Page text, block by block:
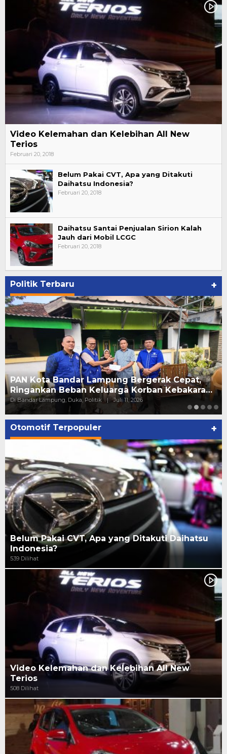
Video Kelemahan dan Kelebihan All New
Terios
Februari 20, 2018
Belum Pakai CVT, Apa yang Ditakuti
Daihatsu Indonesia?
Februari 20, 2018
Daihatsu Santai Penjualan Sirion Kalah
Jauh dari Mobil LCGC
Februari 20, 2018
Politik Terbaru +
PAN Kota Bandar Lampung Bergerak Cepat,
Ringankan Beban Keluarga Korban Kebakara…
Di Bandar Lampung, Duka, Politik | Juli 11, 2026
Otomotif Terpopuler +
Belum Pakai CVT, Apa yang Ditakuti Daihatsu
Indonesia?
539 Dilihat
Video Kelemahan dan Kelebihan All New
Terios
508 Dilihat